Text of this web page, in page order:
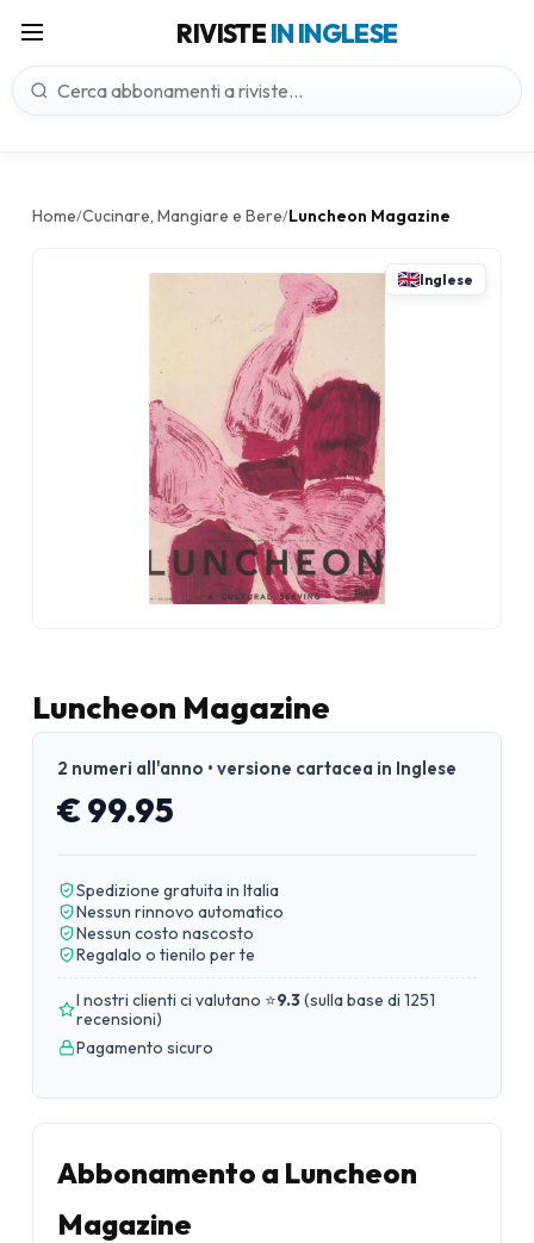
RIVISTEIN INGLESE
Home/Cucinare, Mangiare e Bere/Luncheon Magazine
Inglese
Luncheon Magazine
2 numeri all'anno • versione cartacea in Inglese
€ 99.95
Spedizione gratuita in Italia
Nessun rinnovo automatico
Nessun costo nascosto
Regalalo o tienilo per te
I nostri clienti ci valutano ⭐9.3(sulla base di 1251
recensioni)
Pagamento sicuro
Abbonamento a Luncheon
Magazine